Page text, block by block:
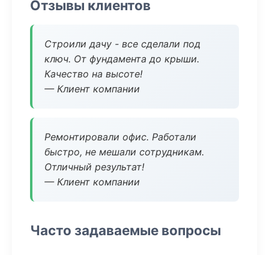
Отзывы клиентов
Строили дачу - все сделали под
ключ. От фундамента до крыши.
Качество на высоте!
— Клиент компании
Ремонтировали офис. Работали
быстро, не мешали сотрудникам.
Отличный результат!
— Клиент компании
Часто задаваемые вопросы